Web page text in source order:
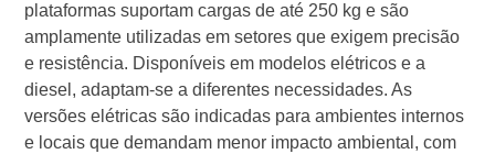
plataformas suportam cargas de até 250 kg e são
amplamente utilizadas em setores que exigem precisão
e resistência. Disponíveis em modelos elétricos e a
diesel, adaptam-se a diferentes necessidades. As
versões elétricas são indicadas para ambientes internos
e locais que demandam menor impacto ambiental, com